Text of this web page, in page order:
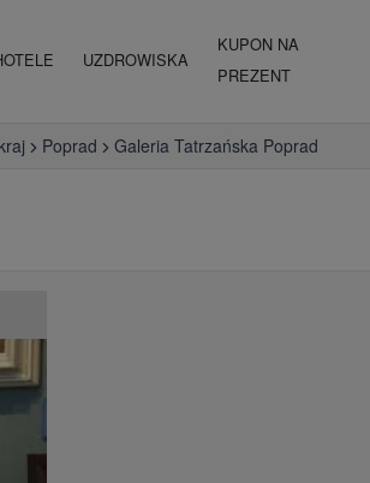
UZDROWISKA
KUPON NA
PREZENT
Poprad Galeria Tatrzańska Poprad